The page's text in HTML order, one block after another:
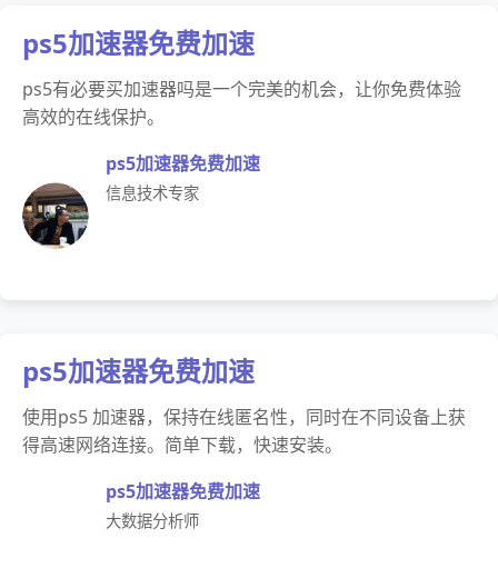
ps5加速器免费加速
ps5有必要买加速器吗是一个完美的机会，让你免费体验
高效的在线保护。
ps5加速器免费加速
信息技术专家
ps5加速器免费加速
使用ps5 加速器，保持在线匿名性，同时在不同设备上获
得高速网络连接。简单下载，快速安装。
ps5加速器免费加速
大数据分析师